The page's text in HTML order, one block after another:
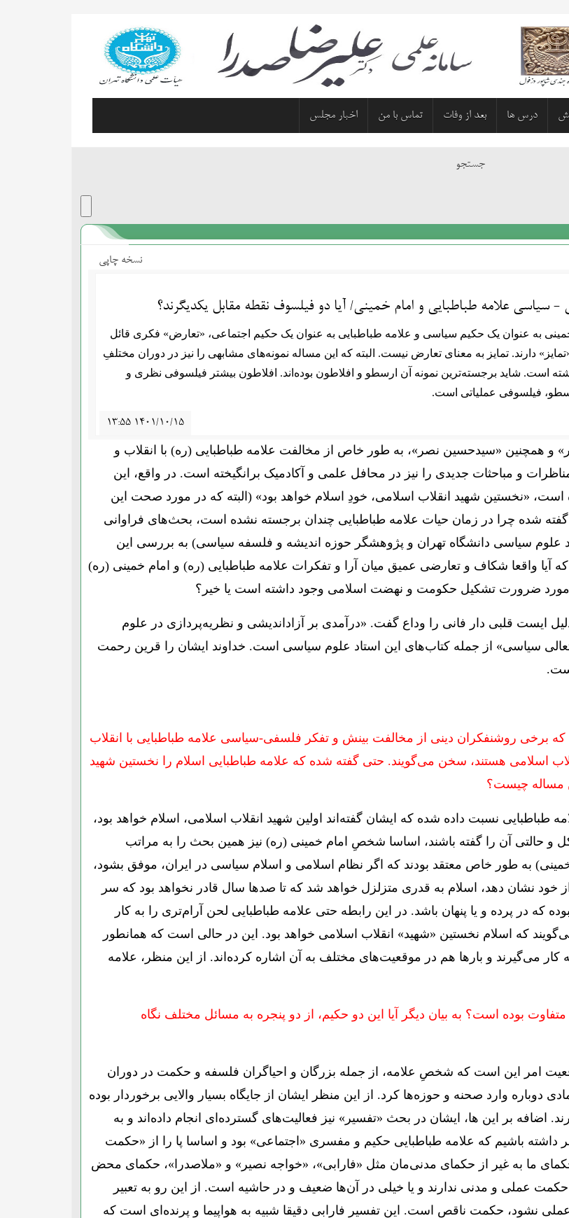
درس ها بعد از وفات تماس با من اخبار مجلس
جستجو
نسخه چاپی
سیاسی علامه طباطبایی و امام خمینی/ آیا دو فیلسوف نقطه مقابل یکدیگرند؟
خمینی به عنوان یک حکیم سیاسی و علامه طباطبایی به عنوان یک حکیم اجتماعی، «تعارض» فکری قائل
دارند. تمایز به معنای تعارض نیست. البته که این مساله نمونه‌های مشابهی را نیز در دوران مختلفِ
است. شاید برجسته‌ترین نمونه آن ارسطو و افلاطون بوده‌اند. افلاطون بیشتر فیلسوفی نظری و
فیلسوفی عملیاتی است.
۱۳:۵۵ ۱۴۰۱/۱۰/۱۵
و همچنین «سیدحسین نصر»، به طور خاص از مخالفت علامه طباطبایی (ره) با انقلاب و
و مباحثات جدیدی را نیز در محافل علمی و آکادمیک برانگیخته است. در واقع، این
است، «نخستین شهید انقلاب اسلامی، خودِ اسلام خواهد بود» (البته که در مورد صحت این
شده چرا در زمان حیات علامه طباطبایی چندان برجسته نشده است، بحث‌های فراوانی
علوم سیاسی دانشگاه تهران و پژوهشگر حوزه اندیشه و فلسفه سیاسی) به بررسی این
آیا واقعا شکاف و تعارضی عمیق میان آرا و تفکرات علامه طباطبایی (ره) و امام خمینی (ره)
ضرورت تشکیل حکومت و نهضت اسلامی وجود داشته است یا خیر؟
ایست قلبی دار فانی را وداع گفت. «درآمدی بر آزاداندیشی و نظریه‌پردازی در علوم
سیاسی» از جمله کتاب‌‌های این استاد علوم سیاسی است. خداوند ایشان را قرین رحمت
برخی روشنفکران دینی از مخالفت بینش و تفکر فلسفی-سیاسی علامه طباطبایی با انقلاب
اسلامی هستند، سخن می‌گویند. حتی گفته شده که علامه طباطبایی اسلام را نخستین شهید
مساله چیست؟
طباطبایی نسبت داده شده که ایشان گفته‌اند اولین شهید انقلاب اسلامی، اسلام خواهد بود،
و حالتی آن را گفته باشند، اساسا شخصِ امام خمینی (ره) نیز همین بحث را به مراتب
به طور خاص معتقد بودند که اگر نظام اسلامی و اسلام سیاسی در ایران، موفق بشود،
خود نشان دهد، اسلام به قدری متزلزل خواهد شد که تا صدها سال قادر نخواهد بود که سر
که در پرده و یا پنهان باشد. در این رابطه حتی علامه طباطبایی لحن آرام‌تری را به کار
که اسلام نخستین «شهید» انقلاب اسلامی خواهد بود. این در حالی است که همانطور
می‌گیرند و بارها هم در موقعیت‌های مختلف به آن اشاره کرده‌اند. از این منظر، علامه
بوده است؟ به بیان دیگر آیا این دو حکیم، از دو پنجره به مسائل مختلف نگاه
امر این است که شخصِ علامه، از جمله بزرگان و احیاگران فلسفه و حکمت در دوران
وارد صحنه و حوزه‌ها کرد. از این منظر ایشان از جایگاه بسیار والایی برخوردار بوده
بر این ها، ایشان در بحث «تفسیر» نیز فعالیت‌های گسترده‌ای انجام داده‌اند و به
داشته باشیم که علامه طباطبایی حکیم و مفسری «اجتماعی» بود و اساسا پا را از «حکمت
ما به غیر از حکمای مدنی‌مان مثل «فارابی»، «خواجه نصیر» و «ملاصدرا»، حکمای محض
عملی و مدنی ندارند و یا خیلی در آن‌ها ضعیف و در حاشیه است. از این رو به تعبیر
نشود، حکمت ناقص است. این تفسیر فارابی دقیقا شبیه به هواپیما و پرنده‌ای است که